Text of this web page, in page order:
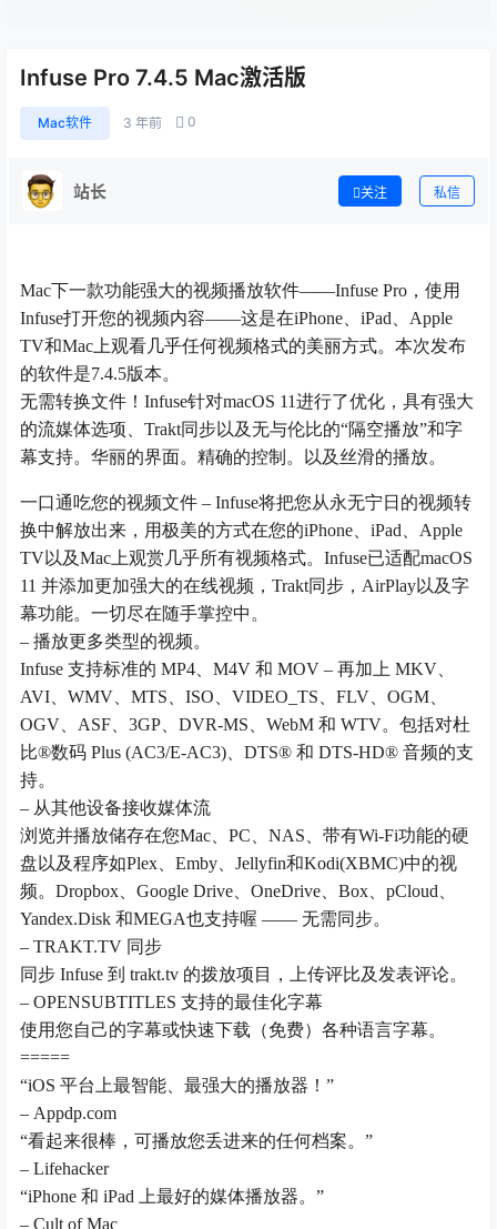
Infuse Pro 7.4.5 Mac激活版
Mac软件 3 年前 0
站长 关注 私信
Mac下一款功能强大的视频播放软件——Infuse Pro，使用
Infuse打开您的视频内容——这是在iPhone、iPad、Apple
TV和Mac上观看几乎任何视频格式的美丽方式。本次发布
的软件是7.4.5版本。
无需转换文件！Infuse针对macOS 11进行了优化，具有强大
的流媒体选项、Trakt同步以及无与伦比的“隔空播放”和字
幕支持。华丽的界面。精确的控制。以及丝滑的播放。
一口通吃您的视频文件 – Infuse将把您从永无宁日的视频转
换中解放出来，用极美的方式在您的iPhone、iPad、Apple
TV以及Mac上观赏几乎所有视频格式。Infuse已适配macOS
11 并添加更加强大的在线视频，Trakt同步，AirPlay以及字
幕功能。一切尽在随手掌控中。
– 播放更多类型的视频。
Infuse 支持标准的 MP4、M4V 和 MOV – 再加上 MKV、
AVI、WMV、MTS、ISO、VIDEO_TS、FLV、OGM、
OGV、ASF、3GP、DVR-MS、WebM 和 WTV。包括对杜
比®数码 Plus (AC3/E-AC3)、DTS® 和 DTS-HD® 音频的支
持。
– 从其他设备接收媒体流
浏览并播放储存在您Mac、PC、NAS、带有Wi-Fi功能的硬
盘以及程序如Plex、Emby、Jellyfin和Kodi(XBMC)中的视
频。Dropbox、Google Drive、OneDrive、Box、pCloud、
Yandex.Disk 和MEGA也支持喔 —— 无需同步。
– TRAKT.TV 同步
同步 Infuse 到 trakt.tv 的拨放项目，上传评比及发表评论。
– OPENSUBTITLES 支持的最佳化字幕
使用您自己的字幕或快速下载（免费）各种语言字幕。
=====
“iOS 平台上最智能、最强大的播放器！”
– Appdp.com
“看起来很棒，可播放您丢进来的任何档案。”
– Lifehacker
“iPhone 和 iPad 上最好的媒体播放器。”
– Cult of Mac